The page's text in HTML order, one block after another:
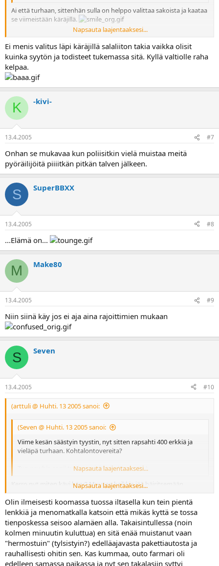
Ai että turhaan, sittenhän sulla on helppo valittaa sakoista ja kaataa
se viimeistään käräjillä.
Joo... kyl mä hokasin, mut oli ihan pakko.
Napsauta laajentaaksesi...
Ei menis valitus läpi käräjillä salaliiton takia vaikka olisit
kuinka syytön ja todisteet tukemassa sitä. Kyllä valtiolle raha
kelpaa.
K -kivi-
13.4.2005 #7
Onhan se mukavaa kun poliisitkin vielä muistaa meitä
pyöräilijöitä piiiitkän pitkän talven jälkeen.
S SuperBBXX
13.4.2005 #8
...Elämä on...
M Make80
13.4.2005 #9
Niin siinä käy jos ei aja aina rajoittimien mukaan
S Seven
13.4.2005 #10
(arttuli @ Huhti. 13 2005 sanoi:
(Seven @ Huhti. 13 2005 sanoi:
Viime kesän säästyin tyystin, nyt sitten rapsahti 400 erkkiä ja
vieläpä turhaan. Kohtalontovereita?
Tuo newbie sopii tuohon vielä niin hienosti : )
Napsauta laajentaaksesi...
Kerro nyt miten kävi käry? Muuten kaikkia jää häiritsemään
Napsauta laajentaaksesi...
Olin ilmeisesti koomassa tuossa iltasella kun tein pientä
lenkkiä ja menomatkalla katsoin että mikäs kyttä se tossa
tienposkessa seisoo alamäen alla. Takaisintullessa (noin
kolmen minuutin kuluttua) en sitä enää muistanut vaan
"hermostuin" (tylsistyin?) edelläajavasta pakettiautosta ja
rauhallisesti ohitin sen. Kas kummaa, outo farmari oli
edelleen samassa paikassa ja nyt sen takalasiin syttyi